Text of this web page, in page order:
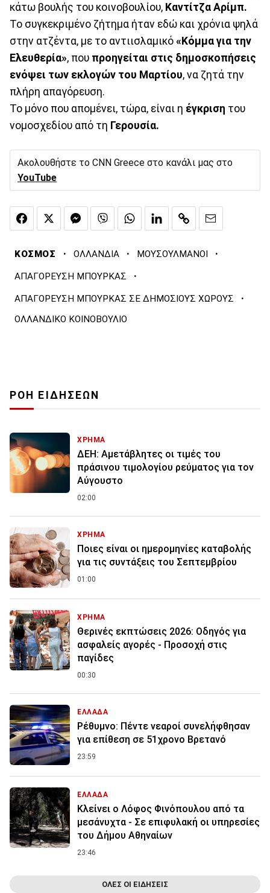
κάτω βουλής του κοινοβουλίου, Καντίτζα Αρίμπ.
Το συγκεκριμένο ζήτημα ήταν εδώ και χρόνια ψηλά
στην ατζέντα, με το αντιισλαμικό «Κόμμα για την
Ελευθερία», που προηγείται στις δημοσκοπήσεις
ενόψει των εκλογών του Μαρτίου, να ζητά την
πλήρη απαγόρευση.
Το μόνο που απομένει, τώρα, είναι η έγκριση του
νομοσχεδίου από τη Γερουσία.
Ακολουθήστε το CNN Greece στο κανάλι μας στο
YouTube
ΚΟΣΜΟΣ · ΟΛΛΑΝΔΙΑ · ΜΟΥΣΟΥΛΜΑΝΟΙ ·
ΑΠΑΓΟΡΕΥΣΗ ΜΠΟΥΡΚΑΣ ·
ΑΠΑΓΟΡΕΥΣΗ ΜΠΟΥΡΚΑΣ ΣΕ ΔΗΜΟΣΙΟΥΣ ΧΩΡΟΥΣ ·
ΟΛΛΑΝΔΙΚΟ ΚΟΙΝΟΒΟΥΛΙΟ
ΡΟΗ ΕΙΔΗΣΕΩΝ
ΧΡΗΜΑ
ΔΕΗ: Αμετάβλητες οι τιμές του
πράσινου τιμολογίου ρεύματος για τον
Αύγουστο
02:00
ΧΡΗΜΑ
Ποιες είναι οι ημερομηνίες καταβολής
για τις συντάξεις του Σεπτεμβρίου
01:00
ΧΡΗΜΑ
Θερινές εκπτώσεις 2026: Οδηγός για
ασφαλείς αγορές - Προσοχή στις
παγίδες
00:30
ΕΛΛΑΔΑ
Ρέθυμνο: Πέντε νεαροί συνελήφθησαν
για επίθεση σε 51χρονο Βρετανό
23:59
ΕΛΛΑΔΑ
Κλείνει ο Λόφος Φινόπουλου από τα
μεσάνυχτα - Σε επιφυλακή οι υπηρεσίες
του Δήμου Αθηναίων
23:46
ΟΛΕΣ ΟΙ ΕΙΔΗΣΕΙΣ